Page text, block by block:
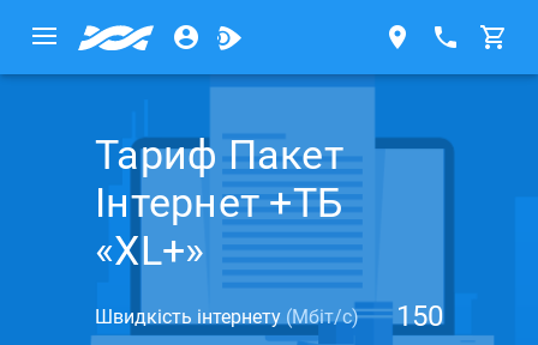
Тариф Пакет
Інтернет +ТБ
«XL+»
Швидкість інтернету (Мбіт/с) 150